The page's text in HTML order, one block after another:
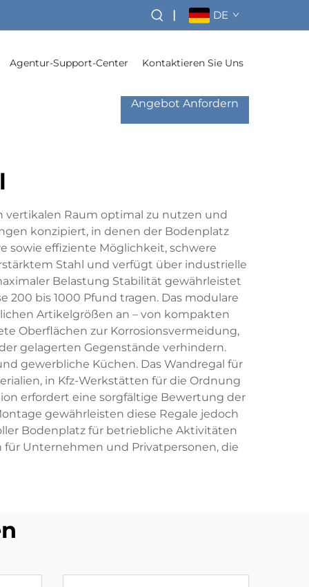
| DE
Agentur-Support-Center Kontaktieren Sie Uns
Angebot Anfordern
vertikalen Raum optimal zu nutzen und
konzipiert, in denen der Bodenplatz
sowie effiziente Möglichkeit, schwere
Stahl und verfügt über industrielle
Belastung Stabilität gewährleistet
bis 1000 Pfund tragen. Das modulare
Artikelgrößen an – von kompakten
Oberflächen zur Korrosionsvermeidung,
gelagerten Gegenstände verhindern.
gewerbliche Küchen. Das Wandregal für
in Kfz-Werkstätten für die Ordnung
erfordert eine sorgfältige Bewertung der
gewährleisten diese Regale jedoch
Bodenplatz für betriebliche Aktivitäten
Unternehmen und Privatpersonen, die